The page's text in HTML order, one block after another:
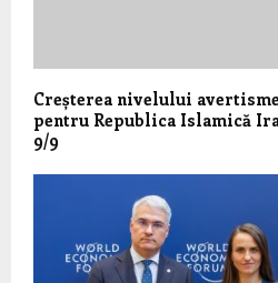
Creșterea nivelului
pentru Republica Islamică
9/9